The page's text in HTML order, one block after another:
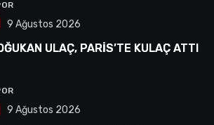
9 Ağustos 2026
ULAÇ, PARİS’TE KULAÇ ATTI
9 Ağustos 2026